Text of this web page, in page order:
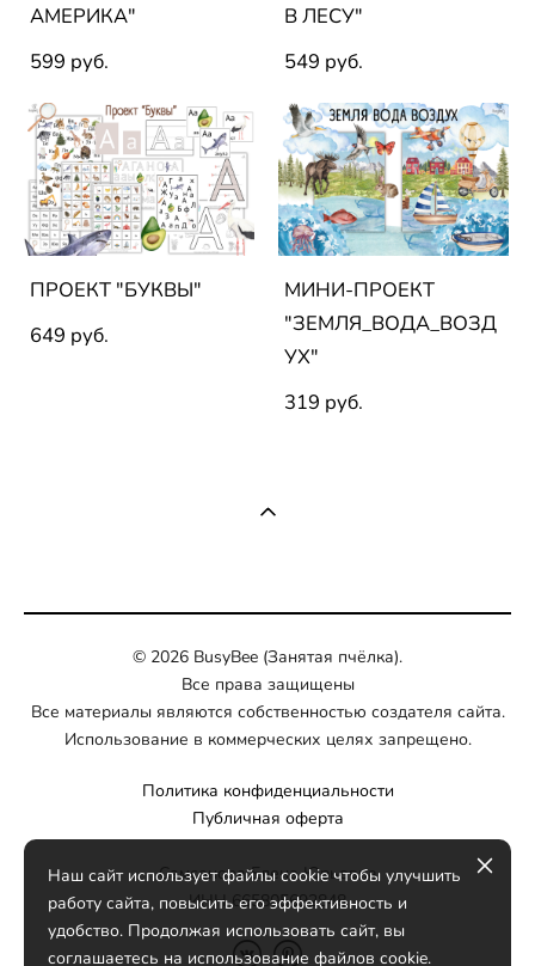
АМЕРИКА"
599 pуб.
В ЛЕСУ"
549 pуб.
ПРОЕКТ "БУКВЫ"
649 pуб.
МИНИ-ПРОЕКТ
"ЗЕМЛЯ_ВОДА_ВОЗД
УХ"
319 pуб.
© 2026 BusyBee (Занятая пчёлка).
Все права защищены
Все материалы являются собственностью создателя сайта.
Использование в коммерческих целях запрещено.
Политика конфиденциальности
Публичная оферта
Самсонова Елена Юрьевна
ИНН 665805692848
Наш сайт использует файлы cookie чтобы улучшить
работу сайта, повысить его эффективность и
удобство. Продолжая использовать сайт, вы
соглашаетесь на использование файлов cookie.